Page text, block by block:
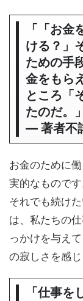
「「お
ける？」
ための手
金をもら
ところ「
たのだ。」
― 著者不
お金のために
実的なもので
それでも続け
は、私たちの
っかけを与え
の寂しさを感
「仕事